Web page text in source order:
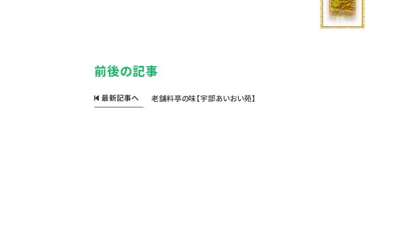
前後の記事
最新記事へ 老舗料亭の味【宇部あいおい苑】